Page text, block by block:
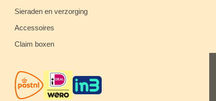
Sieraden en verzorging
Accessoires
Claim boxen